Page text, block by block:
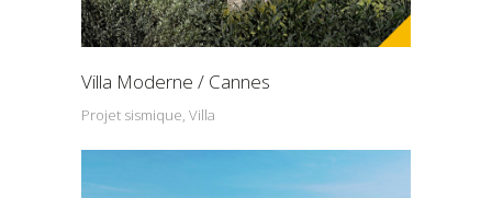
Villa Moderne / Cannes
Projet sismique, Villa